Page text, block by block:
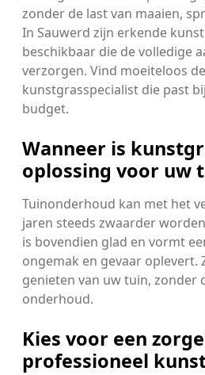
zonder de last van maaien,
In Sauwerd zijn erkende
beschikbaar die de volledige
verzorgen. Vind moeiteloos
kunstgrasspecialist die past
budget.
Wanneer is
oplossing voor uw
Tuinonderhoud kan met het
jaren steeds zwaarder
is bovendien glad en vormt
ongemak en gevaar oplevert.
genieten van uw tuin, zonder
onderhoud.
Kies voor een
professioneel